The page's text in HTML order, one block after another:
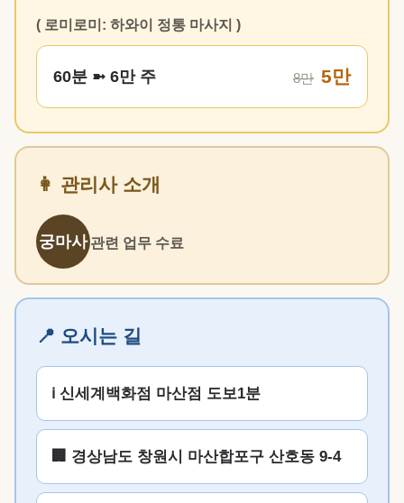
( 로미로미: 하와이 정통 마사지 )
60분 ➼ 6만 주 8만 5만
👩 관리사 소개
궁마사 관련 업무 수료
📍 오시는 길
ℹ️ 신세계백화점 마산점 도보1분
🏢 경상남도 창원시 마산합포구 산호동 9-4